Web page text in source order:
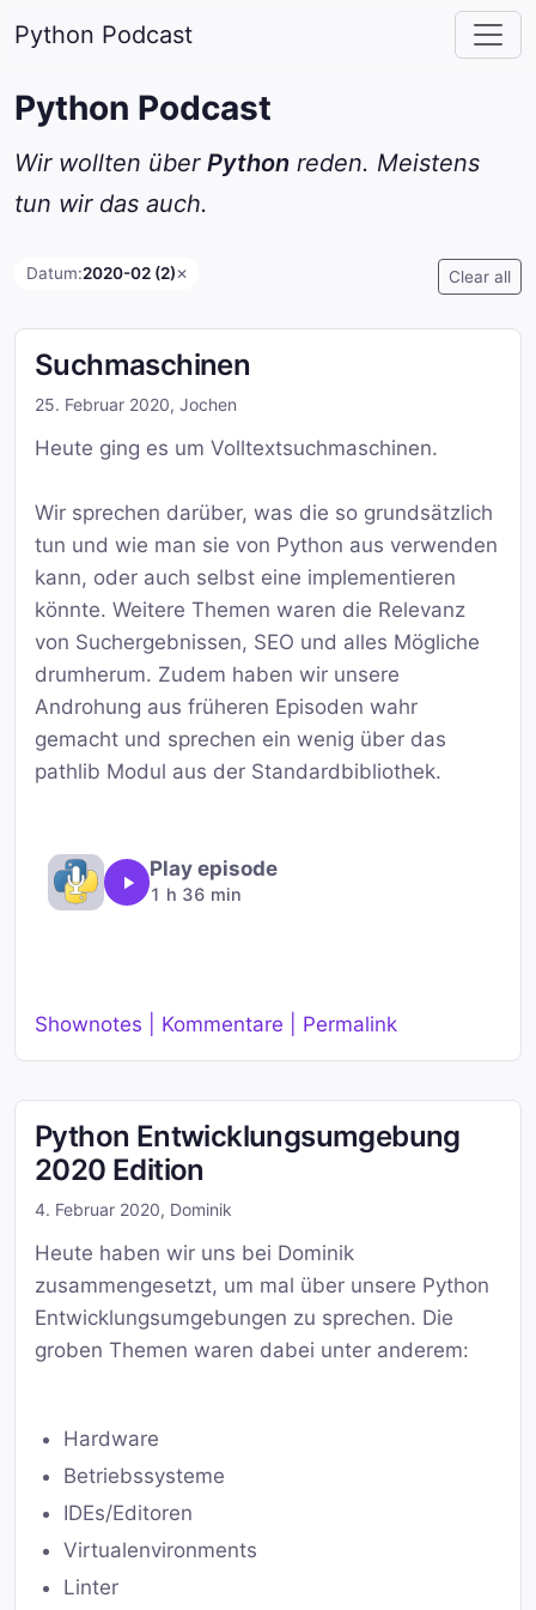
Python Podcast
Python Podcast
Wir wollten über Python reden. Meistens
tun wir das auch.
Datum:2020-02 (2)✕ Clear all
Suchmaschinen
25. Februar 2020, Jochen
Heute ging es um Volltextsuchmaschinen.
Wir sprechen darüber, was die so grundsätzlich
tun und wie man sie von Python aus verwenden
kann, oder auch selbst eine implementieren
könnte. Weitere Themen waren die Relevanz
von Suchergebnissen, SEO und alles Mögliche
drumherum. Zudem haben wir unsere
Androhung aus früheren Episoden wahr
gemacht und sprechen ein wenig über das
pathlib Modul aus der Standardbibliothek.
Play episode
1 h 36 min
Shownotes | Kommentare | Permalink
Python Entwicklungsumgebung
2020 Edition
4. Februar 2020, Dominik
Heute haben wir uns bei Dominik
zusammengesetzt, um mal über unsere Python
Entwicklungsumgebungen zu sprechen. Die
groben Themen waren dabei unter anderem:
Hardware
Betriebssysteme
IDEs/Editoren
Virtualenvironments
Linter